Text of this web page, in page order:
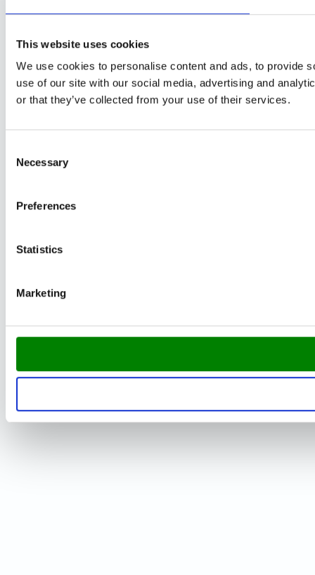
This website uses cookies
We use cookies to personalise content and ads, to provide
use of our site with our social media, advertising and
or that they’ve collected from your use of their services.
Selection
Necessary
Preferences
Statistics
Marketing